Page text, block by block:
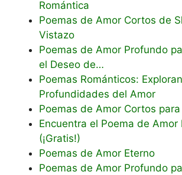
Romántica
Poemas de Amor Cortos de
Vistazo
Poemas de Amor Profundo
el Deseo de…
Poemas Románticos:
Profundidades del Amor
Poemas de Amor Cortos
Encuentra el Poema de Amor
(¡Gratis!)
Poemas de Amor Eterno
Poemas de Amor Profundo